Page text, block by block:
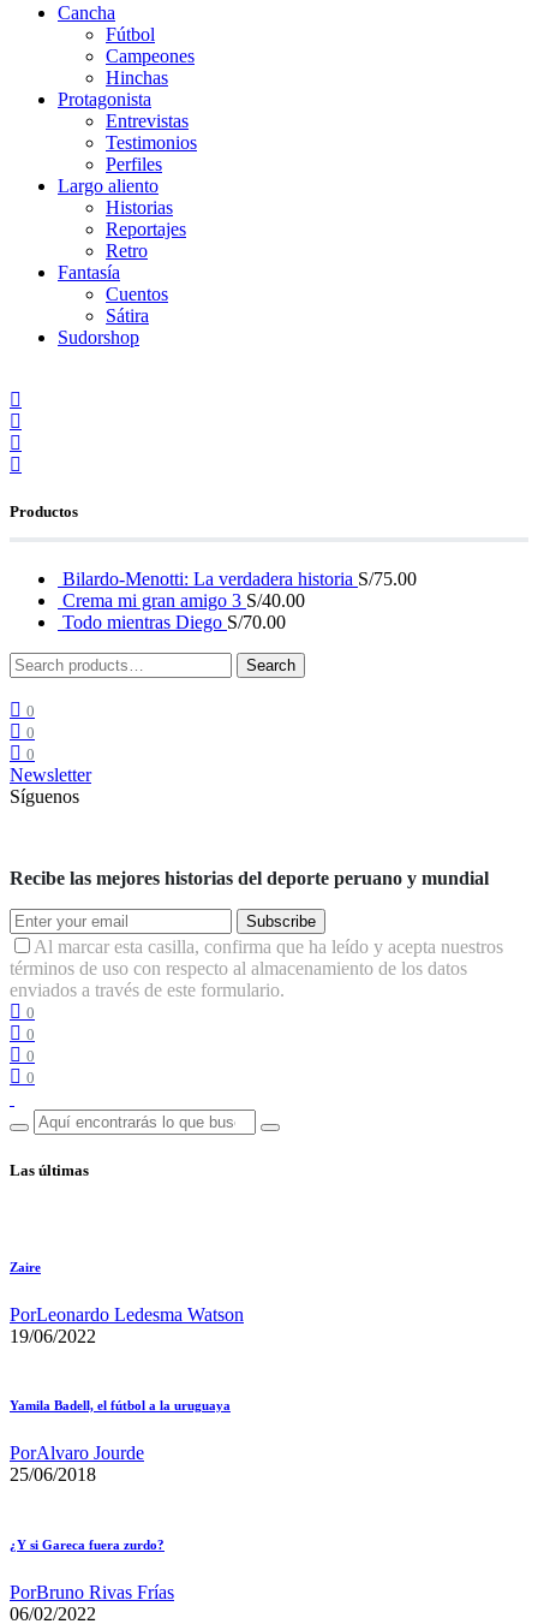
Cancha
Fútbol
Campeones
Hinchas
Protagonista
Entrevistas
Testimonios
Perfiles
Largo aliento
Historias
Reportajes
Retro
Fantasía
Cuentos
Sátira
Sudorshop
Productos
Bilardo-Menotti: La verdadera historia S/75.00
Crema mi gran amigo 3 S/40.00
Todo mientras Diego S/70.00
Search
for:
Search
0
0
0
Newsletter
Síguenos
Recibe las mejores historias del deporte peruano y mundial
Subscribe
Al marcar esta casilla, confirma que ha leído y acepta nuestros
términos de uso con respecto al almacenamiento de los datos
enviados a través de este formulario.
0
0
0
0
Las últimas
Zaire
PorLeonardo Ledesma Watson
19/06/2022
Yamila Badell, el fútbol a la uruguaya
PorAlvaro Jourde
25/06/2018
¿Y si Gareca fuera zurdo?
PorBruno Rivas Frías
06/02/2022